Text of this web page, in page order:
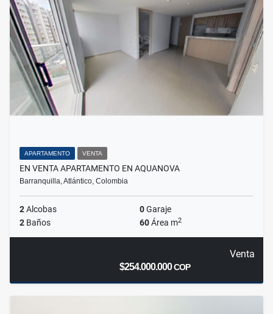
APARTAMENTO VENTA
EN VENTA APARTAMENTO EN AQUANOVA
Barranquilla, Atlántico, Colombia
2Alcobas 0Garaje
2 Baños 60Área m2
Venta
$254.000.000COP